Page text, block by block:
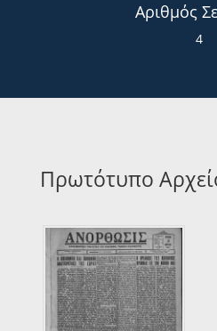
Αριθμός
4
Πρωτότυπο